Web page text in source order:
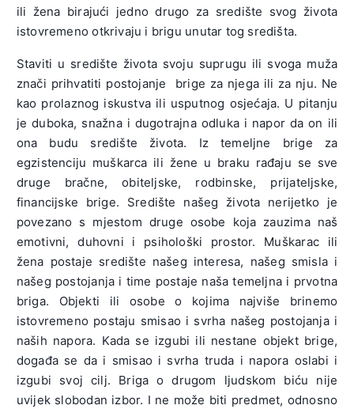
ili žena birajući jedno drugo za središte svog života
istovremeno otkrivaju i brigu unutar tog središta.
Staviti u središte života svoju suprugu ili svoga muža
znači prihvatiti postojanje brige za njega ili za nju. Ne
kao prolaznog iskustva ili usputnog osjećaja. U pitanju
je duboka, snažna i dugotrajna odluka i napor da on ili
ona budu središte života. Iz temeljne brige za
egzistenciju muškarca ili žene u braku rađaju se sve
druge bračne, obiteljske, rodbinske, prijateljske,
financijske brige. Središte našeg života nerijetko je
povezano s mjestom druge osobe koja zauzima naš
emotivni, duhovni i psihološki prostor. Muškarac ili
žena postaje središte našeg interesa, našeg smisla i
našeg postojanja i time postaje naša temeljna i prvotna
briga. Objekti ili osobe o kojima najviše brinemo
istovremeno postaju smisao i svrha našeg postojanja i
naših napora. Kada se izgubi ili nestane objekt brige,
događa se da i smisao i svrha truda i napora oslabi i
izgubi svoj cilj. Briga o drugom ljudskom biću nije
uvijek slobodan izbor. I ne može biti predmet, odnosno